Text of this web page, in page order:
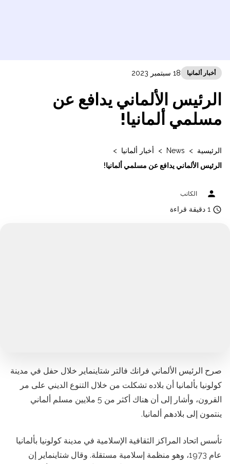
أخبار ألمانيا 18 سبتمبر 2023
الرئيس الألماني يدافع عن
مسلمي ألمانيا!
الرئيسية >
News
> أخبار ألمانيا
>
الرئيس الألماني يدافع عن مسلمي ألمانيا!
person الكاتب
access_time 1 دقيقة قراءة
صرح الرئيس الألماني فرانك فالتر شتاينماير خلال حفل في مدينة
كولونيا بألمانيا أن بلاده تشكلت من خلال التنوع الديني على مر
القرون، وأشار إلى أن هناك أكثر من 5 ملايين مسلم ألماني
ينتمون إلى بلادهم ألمانيا.
تأسس اتحاد المراكز الثقافية الإسلامية في مدينة كولونيا بألمانيا
عام 1973، وهو منظمة إسلامية مستقلة. وقال شتاينماير إن